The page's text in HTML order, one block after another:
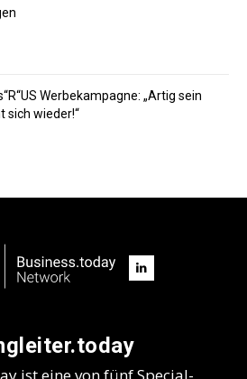
Werbekampagne: „Artig sein
sich wieder!“